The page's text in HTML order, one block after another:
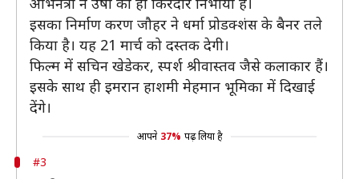
इसका निर्माण करण जौहर ने धर्मा प्रोडक्शंस के बैनर तले
किया है। यह 21 मार्च को दस्तक देगी।
फिल्म में सचिन खेडेकर, स्पर्श श्रीवास्तव जैसे कलाकार हैं।
इसके साथ ही इमरान हाशमी मेहमान भूमिका में दिखाई
देंगे।
आपने 37% पढ़ लिया है
#3